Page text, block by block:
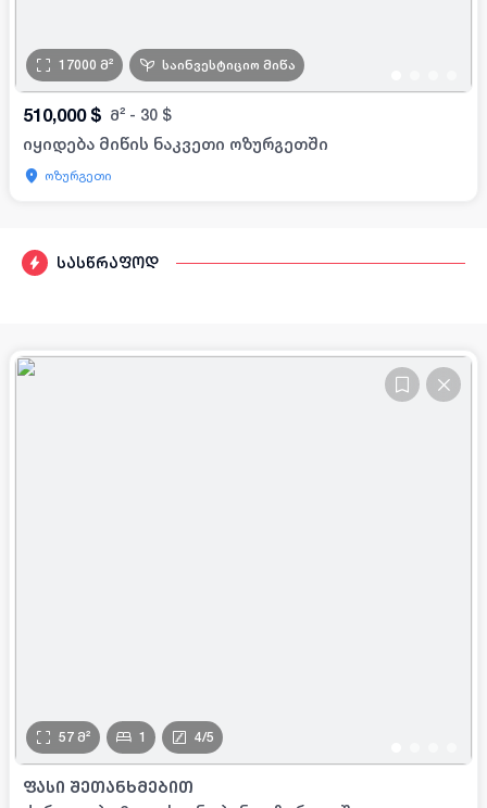
სასწრაფოდ
17000 მ² საინვესტიციო მიწა
510,000 $ მ² - 30 $
იყიდება მიწის ნაკვეთი ოზურგეთში
ოზურგეთი
57 მ² 1 4/5
ᲤᲐᲡᲘ ᲨᲔᲗᲐᲜᲮᲛᲔᲑᲘᲗ